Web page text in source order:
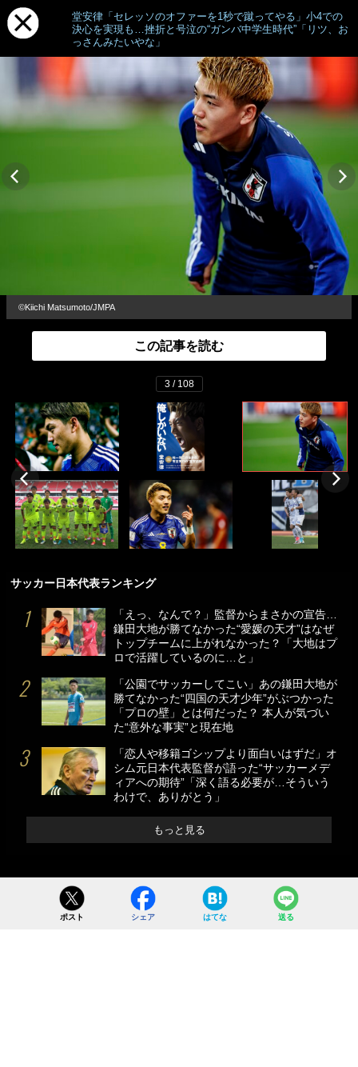
堂安律「セレッソのオファーを1秒で蹴ってやる」小4での
決心を実現も…挫折と号泣の“ガンバ中学生時代”「リツ、お
っさんみたいやな」
©Kiichi Matsumoto/JMPA
この記事を読む
3 / 108
サッカー日本代表ランキング
「えっ、なんで？」監督からまさかの宣告…
鎌田大地が勝てなかった“愛媛の天才”はなぜ
トップチームに上がれなかった？「大地はプ
ロで活躍しているのに…と」
「公園でサッカーしてこい」あの鎌田大地が
勝てなかった“四国の天才少年”がぶつかった
「プロの壁」とは何だった？ 本人が気づい
た“意外な事実”と現在地
「恋人や移籍ゴシップより面白いはずだ」オ
シム元日本代表監督が語った“サッカーメデ
ィアへの期待”「深く語る必要が…そういう
わけで、ありがとう」
もっと見る
ポスト シェア はてな 送る